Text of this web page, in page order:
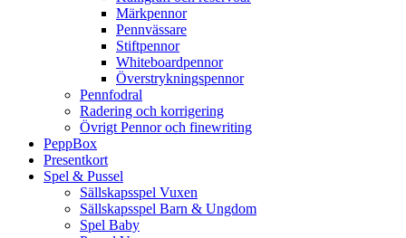
Märkpennor
Pennvässare
Stiftpennor
Whiteboardpennor
Överstrykningspennor
Pennfodral
Radering och korrigering
Övrigt Pennor och finewriting
PeppBox
Presentkort
Spel & Pussel
Sällskapsspel Vuxen
Sällskapsspel Barn & Ungdom
Spel Baby